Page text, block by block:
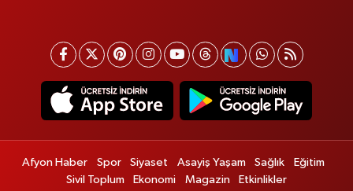
Afyon Haber Spor Siyaset Asayiş Yaşam Sağlık
Eğitim
Sivil Toplum
Ekonomi Magazin Etkinlikler